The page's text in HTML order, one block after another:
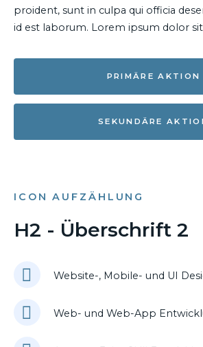
proident, sunt in culpa qui officia
id est laborum. Lorem ipsum dolor
PRIMÄRE AKTION
SEKUNDÄRE
ICON AUFZÄHLUNG
H2 - Überschrift 2
Website-, Mobile- und UI
Web- und Web-App